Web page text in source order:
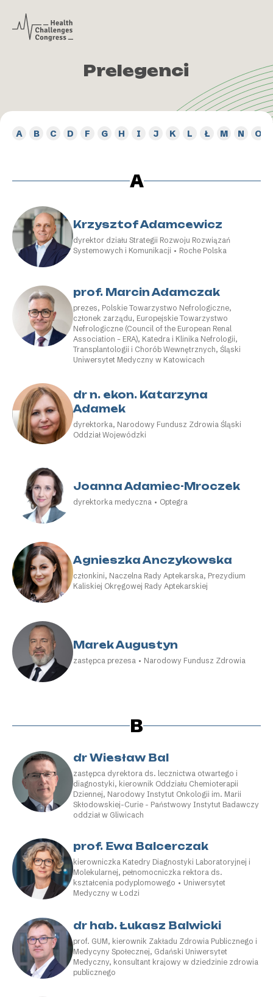
Prelegenci
A B C D F G H I J K L Ł M N O
A
Krzysztof Adamcewicz
dyrektor działu Strategii Rozwoju Rozwiązań
Systemowych i Komunikacji • Roche Polska
prof. Marcin Adamczak
prezes, Polskie Towarzystwo Nefrologiczne,
członek zarządu, Europejskie Towarzystwo
Nefrologiczne (Council of the European Renal
Association – ERA), Katedra i Klinika Nefrologii,
Transplantologii i Chorób Wewnętrznych, Śląski
Uniwersytet Medyczny w Katowicach
dr n. ekon. Katarzyna
Adamek
dyrektorka, Narodowy Fundusz Zdrowia Śląski
Oddział Wojewódzki
Joanna Adamiec-Mroczek
dyrektorka medyczna • Optegra
Agnieszka Anczykowska
członkini, Naczelna Rady Aptekarska, Prezydium
Kaliskiej Okręgowej Rady Aptekarskiej
Marek Augustyn
zastępca prezesa • Narodowy Fundusz Zdrowia
B
dr Wiesław Bal
zastępca dyrektora ds. lecznictwa otwartego i
diagnostyki, kierownik Oddziału Chemioterapii
Dziennej, Narodowy Instytut Onkologii im. Marii
Skłodowskiej-Curie - Państwowy Instytut Badawczy
oddział w Gliwicach
prof. Ewa Balcerczak
kierowniczka Katedry Diagnostyki Laboratoryjnej i
Molekularnej, pełnomocniczka rektora ds.
kształcenia podyplomowego • Uniwersytet
Medyczny w Łodzi
dr hab. Łukasz Balwicki
prof. GUM, kierownik Zakładu Zdrowia Publicznego i
Medycyny Społecznej, Gdański Uniwersytet
Medyczny, konsultant krajowy w dziedzinie zdrowia
publicznego